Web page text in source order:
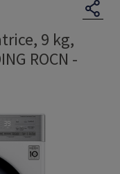
9 kg,
ROCN -